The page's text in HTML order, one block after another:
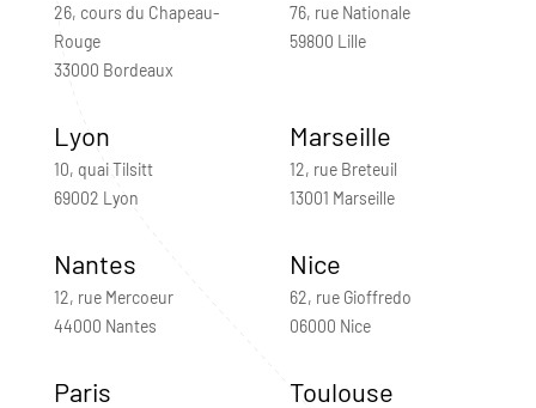
26, cours du Chapeau-
Rouge
33000 Bordeaux
76, rue Nationale
59800 Lille
Lyon
10, quai Tilsitt
69002 Lyon
Marseille
12, rue Breteuil
13001 Marseille
Nantes
12, rue Mercoeur
44000 Nantes
Nice
62, rue Gioffredo
06000 Nice
Paris Toulouse